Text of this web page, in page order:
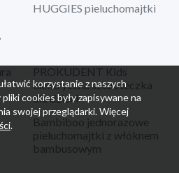
HUGGIES pieluchomajtki
PROKUDENT Kids
elektryczna szczoteczka
dla dzieci
Bambiboo jednorazowe
pieluchomajtki z włóknem
bambusowym
korzystanie z naszych
cookies były zapisywane na
swojej przeglądarki. Więcej
.